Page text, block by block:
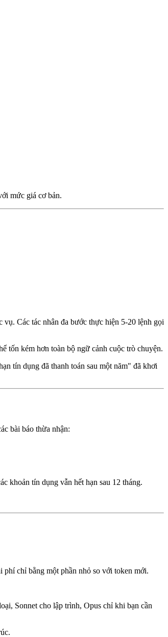
mức giá cơ bản.
Các tác nhân đa bước thực hiện 5-20 lệnh gọi
tốn kém hơn toàn bộ ngữ cảnh cuộc trò chuyện.
tín dụng đã thanh toán sau một năm" đã khơi
bài báo thừa nhận:
khoản tín dụng vẫn hết hạn sau 12 tháng.
chỉ bằng một phần nhỏ so với token mới.
Sonnet cho lập trình, Opus chỉ khi bạn cần